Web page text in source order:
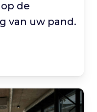
de
van uw pand.